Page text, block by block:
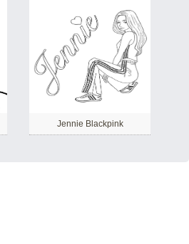
Jennie Blackpink